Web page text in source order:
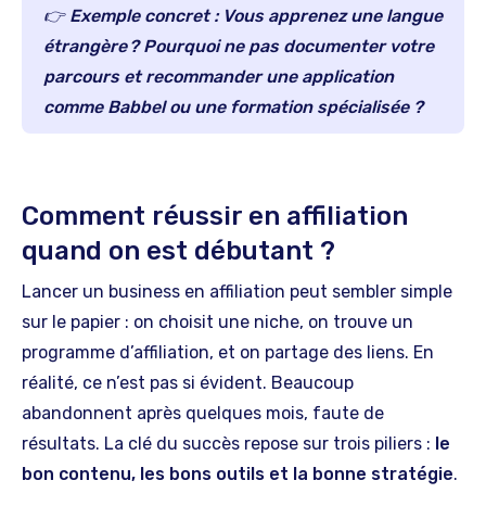
👉 Exemple concret :Vous apprenez une langue
étrangère ? Pourquoi ne pas documenter votre
parcours et recommander une application
comme Babbel ou une formation spécialisée ?
Comment réussir en affiliation
quand on est débutant ?
Lancer un business en affiliation peut sembler simple
sur le papier : on choisit une niche, on trouve un
programme d’affiliation, et on partage des liens. En
réalité, ce n’est pas si évident. Beaucoup
abandonnent après quelques mois, faute de
résultats. La clé du succès repose sur trois piliers : le
bon contenu, les bons outils et la bonne stratégie.